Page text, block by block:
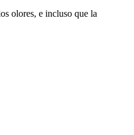
olores, e incluso que la